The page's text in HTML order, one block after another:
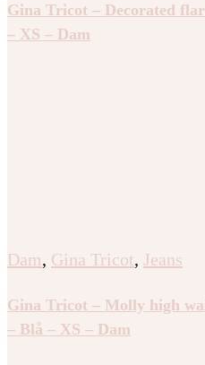
Gina Tricot – Decorated
– XS – Dam
Dam, Gina Tricot, Jeans
Gina Tricot – Molly high
– Blå – XS – Dam